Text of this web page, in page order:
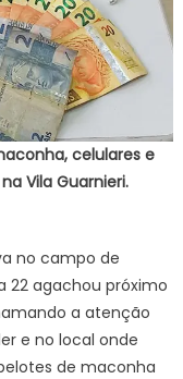
celulares e
Vila Guarnieri.
no campo de
22 agachou próximo
a atenção
e no local onde
de maconha